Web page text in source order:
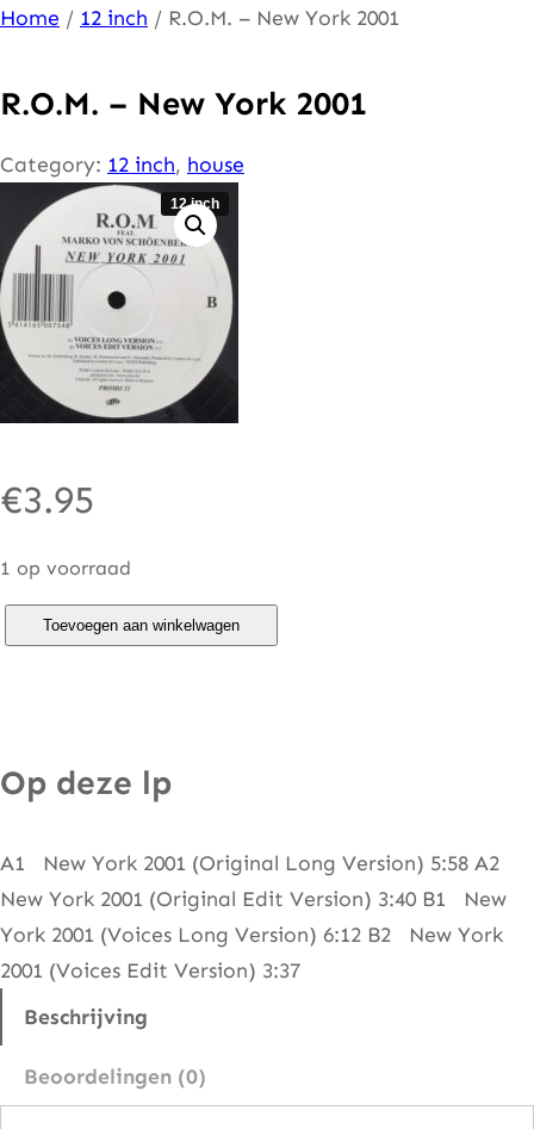
Ga
de
inhoud
Home / 12 inch / R.O.M. – New York 2001
R.O.M. – New York 2001
Category: 12 inch, house
12 inch
€3.95
1 op voorraad
.
N
e
w
Y
r
Toevoegen aan winkelwagen
Op deze lp
A1 New York 2001 (Original Long Version) 5:58 A2
New York 2001 (Original Edit Version) 3:40 B1 New
York 2001 (Voices Long Version) 6:12 B2 New York
2001 (Voices Edit Version) 3:37
Beschrijving
Beoordelingen (0)